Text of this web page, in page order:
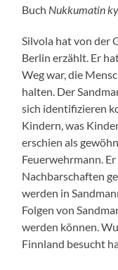
Buch Nukkumatin
Silvola hat von der
Berlin erzählt. Er
Weg war, die
halten. Der
sich identifizieren
Kindern, was
erschien als
Feuerwehrmann.
Nachbarschaften
werden in
Folgen von
werden können.
Finnland besucht